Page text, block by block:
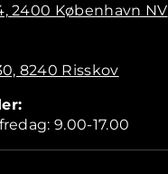
2400 København NV
8240 Risskov
9.00-17.00